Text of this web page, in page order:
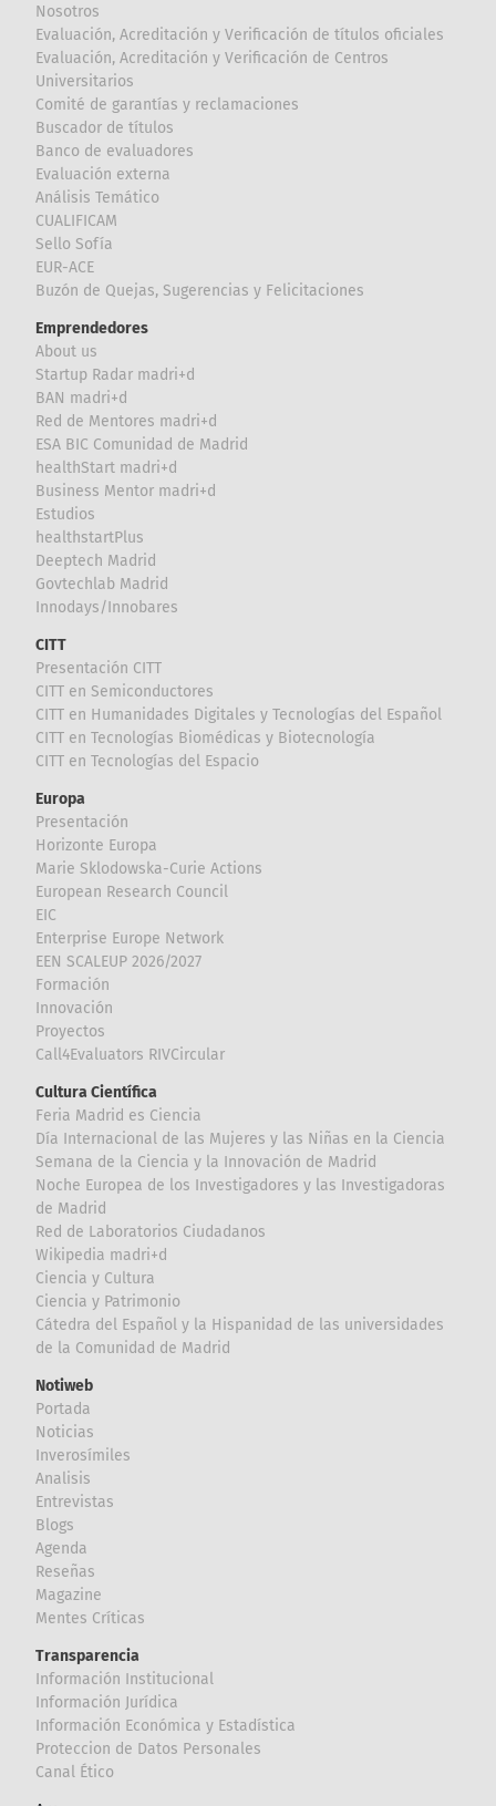
Nosotros
Evaluación, Acreditación y Verificación de títulos oficiales
Evaluación, Acreditación y Verificación de Centros
Universitarios
Comité de garantías y reclamaciones
Buscador de títulos
Banco de evaluadores
Evaluación externa
Análisis Temático
CUALIFICAM
Sello Sofía
EUR-ACE
Buzón de Quejas, Sugerencias y Felicitaciones
Emprendedores
About us
Startup Radar madri+d
BAN madri+d
Red de Mentores madri+d
ESA BIC Comunidad de Madrid
healthStart madri+d
Business Mentor madri+d
Estudios
healthstartPlus
Deeptech Madrid
Govtechlab Madrid
Innodays/Innobares
CITT
Presentación CITT
CITT en Semiconductores
CITT en Humanidades Digitales y Tecnologías del Español
CITT en Tecnologías Biomédicas y Biotecnología
CITT en Tecnologías del Espacio
Europa
Presentación
Horizonte Europa
Marie Sklodowska-Curie Actions
European Research Council
EIC
Enterprise Europe Network
EEN SCALEUP 2026/2027
Formación
Innovación
Proyectos
Call4Evaluators RIVCircular
Cultura Científica
Feria Madrid es Ciencia
Día Internacional de las Mujeres y las Niñas en la Ciencia
Semana de la Ciencia y la Innovación de Madrid
Noche Europea de los Investigadores y las Investigadoras
de Madrid
Red de Laboratorios Ciudadanos
Wikipedia madri+d
Ciencia y Cultura
Ciencia y Patrimonio
Cátedra del Español y la Hispanidad de las universidades
de la Comunidad de Madrid
Notiweb
Portada
Noticias
Inverosímiles
Analisis
Entrevistas
Blogs
Agenda
Reseñas
Magazine
Mentes Críticas
Transparencia
Información Institucional
Información Jurídica
Información Económica y Estadística
Proteccion de Datos Personales
Canal Ético